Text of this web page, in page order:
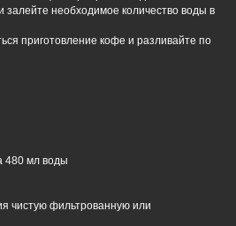
залейте необходимое количество воды в
приготовление кофе и разливайте по
480 мл воды
чистую фильтрованную или